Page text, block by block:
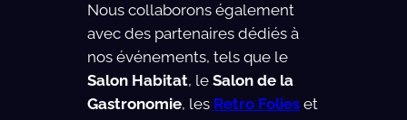
Nous collaborons également
avec des partenaires dédiés à
nos événements, tels que le
Salon Habitat, le Salon de la
Gastronomie, les Retro Folieset